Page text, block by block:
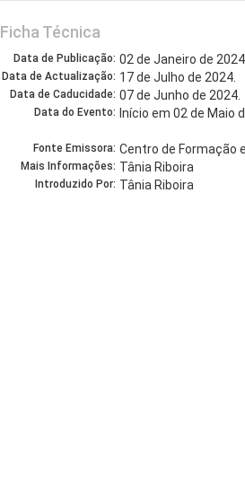
Ficha Técnica
Data de Publicação: 02 de Janeiro de
Data de Actualização: 17 de Julho de 2024.
Data de Caducidade: 07 de Junho de 2024.
Data do Evento: Início em 02 de Maio
Fonte Emissora: Centro de Formação
Mais Informações: Tânia Riboira
Introduzido Por: Tânia Riboira